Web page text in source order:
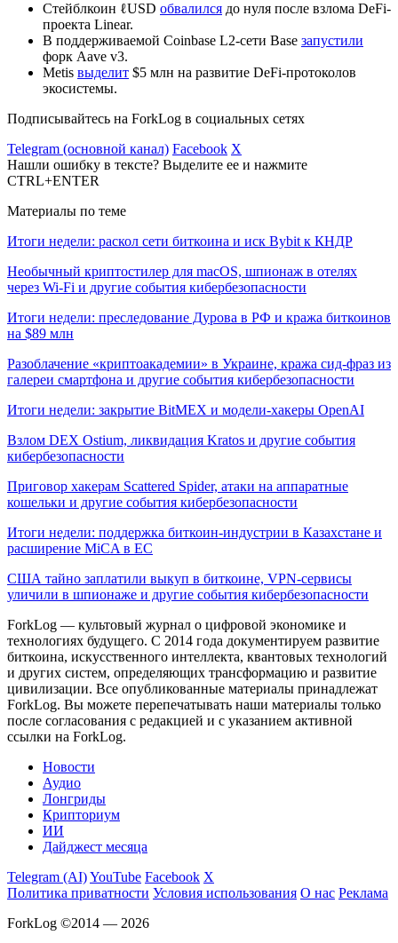
Стейблкоин ℓUSD обвалился до нуля после взлома DeFi-
проекта Linear.
В поддерживаемой Coinbase L2-сети Base запустили
форк Aave v3.
Metis выделит $5 млн на развитие DeFi-протоколов
экосистемы.
Подписывайтесь на ForkLog в социальных сетях
Telegram (основной канал) Facebook X
Нашли ошибку в тексте? Выделите ее и нажмите
CTRL+ENTER
Материалы по теме
Итоги недели: раскол сети биткоина и иск Bybit к КНДР
Необычный криптостилер для macOS, шпионаж в отелях
через Wi-Fi и другие события кибербезопасности
Итоги недели: преследование Дурова в РФ и кража биткоинов
на $89 млн
Разоблачение «криптоакадемии» в Украине, кража сид-фраз из
галереи смартфона и другие события кибербезопасности
Итоги недели: закрытие BitMEX и модели-хакеры OpenAI
Взлом DEX Ostium, ликвидация Kratos и другие события
кибербезопасности
Приговор хакерам Scattered Spider, атаки на аппаратные
кошельки и другие события кибербезопасности
Итоги недели: поддержка биткоин-индустрии в Казахстане и
расширение MiCA в ЕС
США тайно заплатили выкуп в биткоине, VPN-сервисы
уличили в шпионаже и другие события кибербезопасности
ForkLog — культовый журнал о цифровой экономике и
технологиях будущего. С 2014 года документируем развитие
биткоина, искусственного интеллекта, квантовых технологий
и других систем, определяющих трансформацию и развитие
цивилизации. Все опубликованные материалы принадлежат
ForkLog. Вы можете перепечатывать наши материалы только
после согласования с редакцией и с указанием активной
ссылки на ForkLog.
Новости
Аудио
Лонгриды
Крипториум
ИИ
Дайджест месяца
Telegram (AI)YouTube Facebook X
Политика приватности Условия использования О нас Реклама
ForkLog ©2014 — 2026